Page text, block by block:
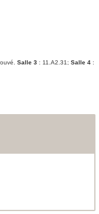
Salle 3: 11.A2.31; Salle 4: